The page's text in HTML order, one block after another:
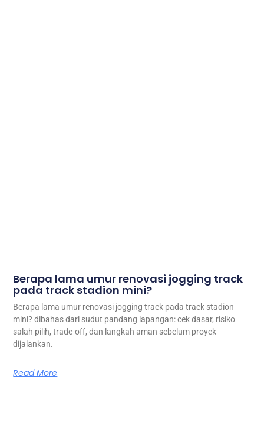
Berapa lama umur renovasi jogging track
pada track stadion mini?
Berapa lama umur renovasi jogging track pada track stadion
mini? dibahas dari sudut pandang lapangan: cek dasar, risiko
salah pilih, trade-off, dan langkah aman sebelum proyek
dijalankan.
Read More